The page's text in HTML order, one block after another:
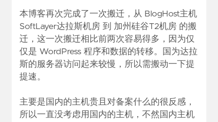
本博客再次完成了一次搬迁，从 BlogHost主机
SoftLayer达拉斯机房 到 加州硅谷T2机房 的搬
迁，这一次搬迁相比前两次容易得多，因为仅
仅是 WordPress 程序和数据的转移。国为达拉
斯的服务器访问起来较慢，所以需搬动一下提
提速。
主要是国内的主机贵且对备案什么的很反感，
所以一直没考虑用国内的主机，不然国内主机